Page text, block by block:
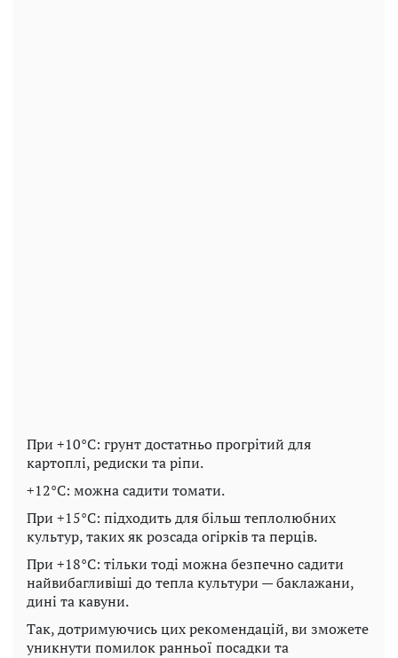
При +10°C: грунт достатньо прогрітий для
картоплі, редиски та ріпи.
+12°C: можна садити томати.
При +15°C: підходить для більш теплолюбних
культур, таких як розсада огірків та перців.
При +18°C: тільки тоді можна безпечно садити
найвибагливіші до тепла культури — баклажани,
дині та кавуни.
Так, дотримуючись цих рекомендацій, ви зможете
уникнути помилок ранньої посадки та